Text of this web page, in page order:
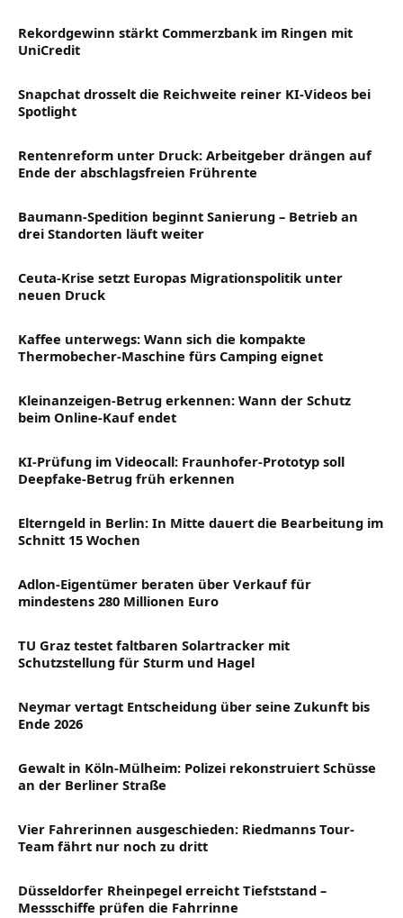
Rekordgewinn stärkt Commerzbank im Ringen mit
UniCredit
Snapchat drosselt die Reichweite reiner KI-Videos bei
Spotlight
Rentenreform unter Druck: Arbeitgeber drängen auf
Ende der abschlagsfreien Frührente
Baumann-Spedition beginnt Sanierung – Betrieb an
drei Standorten läuft weiter
Ceuta-Krise setzt Europas Migrationspolitik unter
neuen Druck
Kaffee unterwegs: Wann sich die kompakte
Thermobecher-Maschine fürs Camping eignet
Kleinanzeigen-Betrug erkennen: Wann der Schutz
beim Online-Kauf endet
KI-Prüfung im Videocall: Fraunhofer-Prototyp soll
Deepfake-Betrug früh erkennen
Elterngeld in Berlin: In Mitte dauert die Bearbeitung im
Schnitt 15 Wochen
Adlon-Eigentümer beraten über Verkauf für
mindestens 280 Millionen Euro
TU Graz testet faltbaren Solartracker mit
Schutzstellung für Sturm und Hagel
Neymar vertagt Entscheidung über seine Zukunft bis
Ende 2026
Gewalt in Köln-Mülheim: Polizei rekonstruiert Schüsse
an der Berliner Straße
Vier Fahrerinnen ausgeschieden: Riedmanns Tour-
Team fährt nur noch zu dritt
Düsseldorfer Rheinpegel erreicht Tiefststand –
Messschiffe prüfen die Fahrrinne